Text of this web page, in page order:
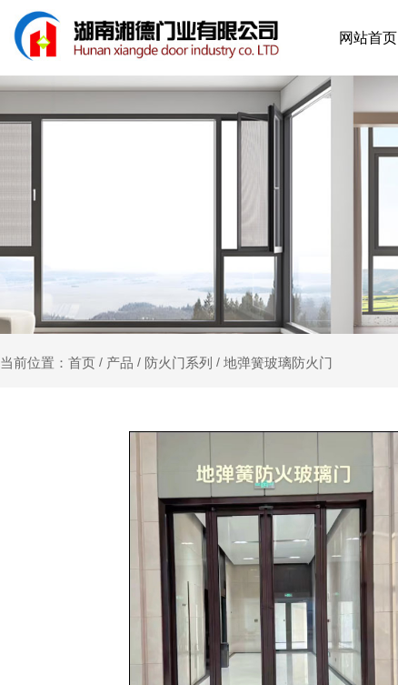
网站首页
当前位置：首页 / 产品 / 防火门系列 / 地弹簧玻璃防火门